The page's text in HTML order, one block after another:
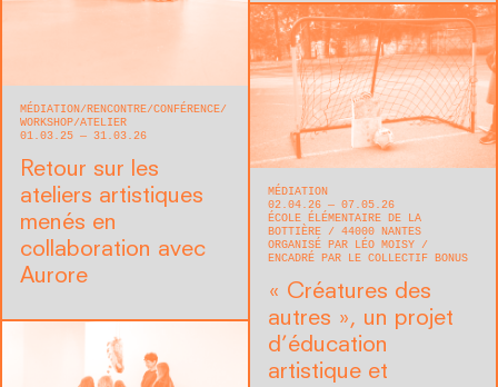
MÉDIATION RENCONTRE/CONFÉRENCE
WORKSHOP/ATELIER
01.03.25 — 31.03.26
Retour sur les
ateliers artistiques
menés en
collaboration avec
Aurore
MÉDIATION
02.04.26 — 07.05.26
ÉCOLE ÉLÉMENTAIRE DE LA
BOTTIÈRE
44000 NANTES
ORGANISÉ PAR LÉO MOISY
ENCADRÉ PAR LE COLLECTIF BONUS
« Créatures des
autres », un projet
d’éducation
artistique et